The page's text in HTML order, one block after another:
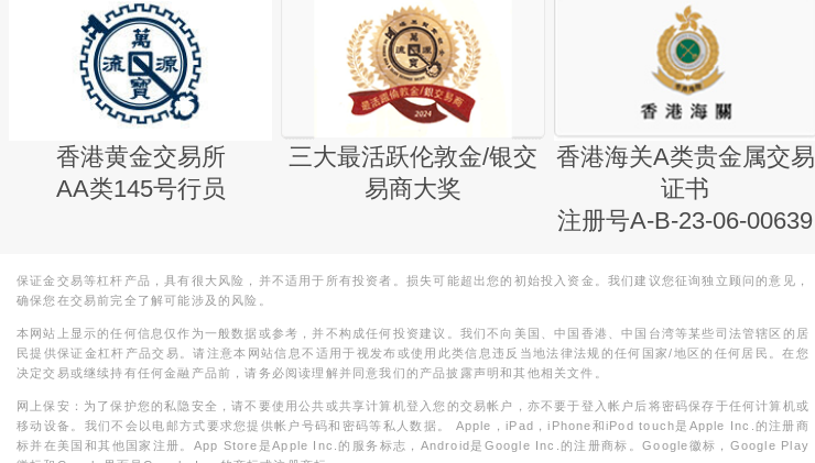
香港黄金交易所
AA类145号行员
三大最活跃伦敦金/银交
易商大奖
香港海关A类贵金属交易
证书
注册号A-B-23-06-00639
保证金交易等杠杆产品，具有很大风险，并不适用于所有投资者。损失可能超出您的初始投入资金。我们建议您征询独立顾问的意见，
确保您在交易前完全了解可能涉及的风险。
本网站上显示的任何信息仅作为一般数据或参考，并不构成任何投资建议。我们不向美国、中国香港、中国台湾等某些司法管辖区的居
民提供保证金杠杆产品交易。请注意本网站信息不适用于视发布或使用此类信息违反当地法律法规的任何国家/地区的任何居民。在您
决定交易或继续持有任何金融产品前，请务必阅读理解并同意我们的产品披露声明和其他相关文件。
网上保安：为了保护您的私隐安全，请不要使用公共或共享计算机登入您的交易帐户，亦不要于登入帐户后将密码保存于任何计算机或
移动设备。我们不会以电邮方式要求您提供帐户号码和密码等私人数据。 Apple，iPad，iPhone和iPod touch是Apple Inc.的注册商
标并在美国和其他国家注册。App Store是Apple Inc.的服务标志，Android是Google Inc.的注册商标。Google徽标，Google Play